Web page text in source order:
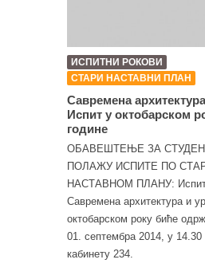
ИСПИТНИ РОКОВИ
СТАРИ НАСТАВНИ ПЛАН
Савремена
Испит у октобарском
године
ОБАВЕШТЕЊЕ ЗА
ПОЛАЖУ ИСПИТЕ ПО
НАСТАВНОМ ПЛАНУ: Испит
Савремена архитектура и
октобарском року биће
01. септембра 2014, у 14.30
кабинету 234.